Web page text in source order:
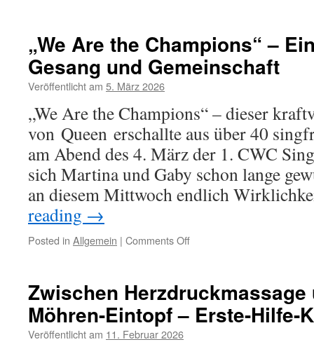
ist
die
Welt
Ordnung…
„We Are the Champions“ –
Gesang und Gemeinschaft
Veröffentlicht am 5. März 2026
„We Are the Champions“ – dieser
von Queen erschallte aus über 40
am Abend des 4. März der 1. CWC
sich Martina und Gaby schon lange
an diesem Mittwoch endlich
reading →
Posted in Allgemein | Comments Offon
Champions“
Ein
Zwischen
Möhren-Eintopf – Erste-Hilfe-
Veröffentlicht am 11. Februar 2026